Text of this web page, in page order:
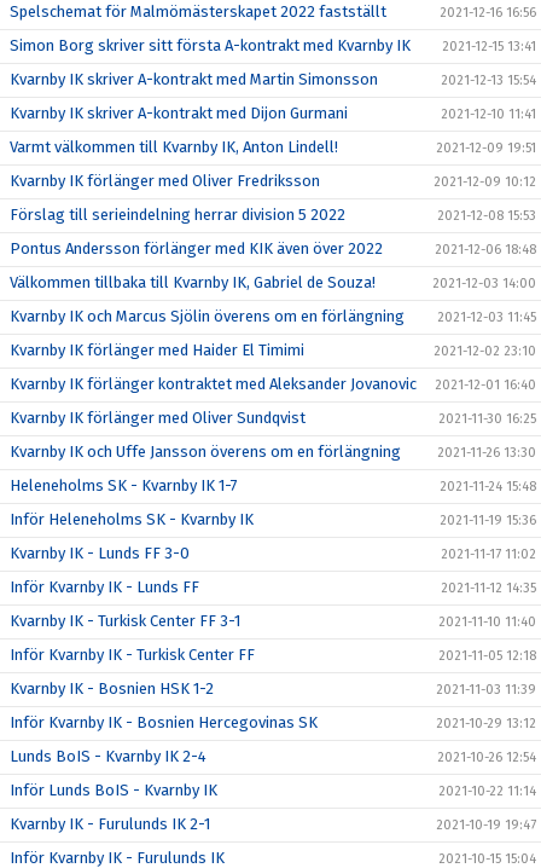
Spelschemat för Malmömästerskapet 2022 fastställt 2021-12-16 16:56
Simon Borg skriver sitt första A-kontrakt med Kvarnby IK 2021-12-15 13:41
Kvarnby IK skriver A-kontrakt med Martin Simonsson 2021-12-13 15:54
Kvarnby IK skriver A-kontrakt med Dijon Gurmani 2021-12-10 11:41
Varmt välkommen till Kvarnby IK, Anton Lindell! 2021-12-09 19:51
Kvarnby IK förlänger med Oliver Fredriksson 2021-12-09 10:12
Förslag till serieindelning herrar division 5 2022 2021-12-08 15:53
Pontus Andersson förlänger med KIK även över 2022 2021-12-06 18:48
Välkommen tillbaka till Kvarnby IK, Gabriel de Souza! 2021-12-03 14:00
Kvarnby IK och Marcus Sjölin överens om en förlängning 2021-12-03 11:45
Kvarnby IK förlänger med Haider El Timimi 2021-12-02 23:10
Kvarnby IK förlänger kontraktet med Aleksander Jovanovic 2021-12-01 16:40
Kvarnby IK förlänger med Oliver Sundqvist 2021-11-30 16:25
Kvarnby IK och Uffe Jansson överens om en förlängning 2021-11-26 13:30
Heleneholms SK - Kvarnby IK 1-7 2021-11-24 15:48
Inför Heleneholms SK - Kvarnby IK 2021-11-19 15:36
Kvarnby IK - Lunds FF 3-0 2021-11-17 11:02
Inför Kvarnby IK - Lunds FF 2021-11-12 14:35
Kvarnby IK - Turkisk Center FF 3-1 2021-11-10 11:40
Inför Kvarnby IK - Turkisk Center FF 2021-11-05 12:18
Kvarnby IK - Bosnien HSK 1-2 2021-11-03 11:39
Inför Kvarnby IK - Bosnien Hercegovinas SK 2021-10-29 13:12
Lunds BoIS - Kvarnby IK 2-4 2021-10-26 12:54
Inför Lunds BoIS - Kvarnby IK 2021-10-22 11:14
Kvarnby IK - Furulunds IK 2-1 2021-10-19 19:47
Inför Kvarnby IK - Furulunds IK 2021-10-15 15:04